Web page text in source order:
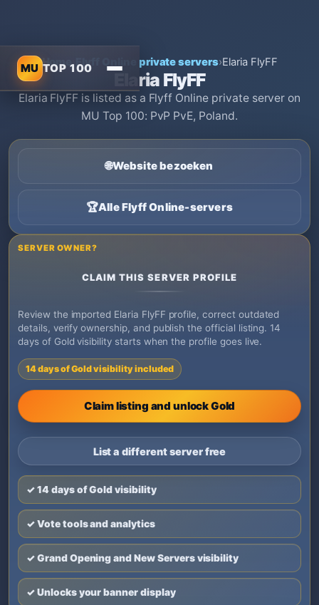
MU TOP 100
Home› Flyff Online private servers›Elaria FlyFF
Elaria FlyFF
Elaria FlyFF is listed as a Flyff Online private server on
MU Top 100: PvP PvE, Poland.
🌐Website bezoeken
🏆Alle Flyff Online-servers
SERVER OWNER?
CLAIM THIS SERVER PROFILE
Review the imported Elaria FlyFF profile, correct outdated
details, verify ownership, and publish the official listing. 14
days of Gold visibility starts when the profile goes live.
14 days of Gold visibility included
Claim listing and unlock Gold
List a different server free
✓ 14 days of Gold visibility
✓ Vote tools and analytics
✓ Grand Opening and New Servers visibility
✓ Unlocks your banner display